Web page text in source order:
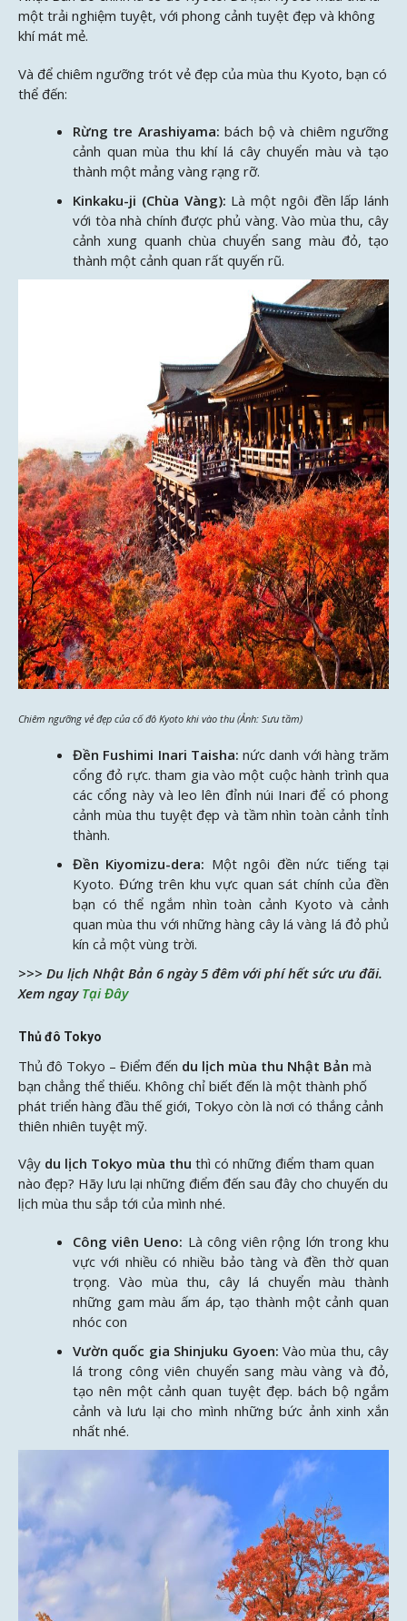
một trải nghiệm tuyệt, với phong cảnh tuyệt đẹp và không
khí mát mẻ.
Và để chiêm ngưỡng trót vẻ đẹp của mùa thu Kyoto, bạn có
thể đến:
Rừng tre Arashiyama: bách bộ và chiêm ngưỡng
cảnh quan mùa thu khí lá cây chuyển màu và tạo
thành một mảng vàng rạng rỡ.
Kinkaku-ji (Chùa Vàng): Là một ngôi đền lấp lánh
với tòa nhà chính được phủ vàng. Vào mùa thu, cây
cảnh xung quanh chùa chuyển sang màu đỏ, tạo
thành một cảnh quan rất quyến rũ.
Chiêm ngưỡng vẻ đẹp của cố đô Kyoto khi vào thu (Ảnh: Sưu tầm)
Đền Fushimi Inari Taisha: nức danh với hàng trăm
cổng đỏ rực. tham gia vào một cuộc hành trình qua
các cổng này và leo lên đỉnh núi Inari để có phong
cảnh mùa thu tuyệt đẹp và tầm nhìn toàn cảnh tỉnh
thành.
Đền Kiyomizu-dera: Một ngôi đền nức tiếng tại
Kyoto. Đứng trên khu vực quan sát chính của đền
bạn có thể ngắm nhìn toàn cảnh Kyoto và cảnh
quan mùa thu với những hàng cây lá vàng lá đỏ phủ
kín cả một vùng trời.
>>> Du lịch Nhật Bản 6 ngày 5 đêm với phí hết sức ưu đãi.
Xem ngay Tại Đây
Thủ đô Tokyo
Thủ đô Tokyo – Điểm đến du lịch mùa thu Nhật Bản mà
bạn chẳng thể thiếu. Không chỉ biết đến là một thành phố
phát triển hàng đầu thế giới, Tokyo còn là nơi có thắng cảnh
thiên nhiên tuyệt mỹ.
Vậy du lịch Tokyo mùa thu thì có những điểm tham quan
nào đẹp? Hãy lưu lại những điểm đến sau đây cho chuyến du
lịch mùa thu sắp tới của mình nhé.
Công viên Ueno: Là công viên rộng lớn trong khu
vực với nhiều có nhiều bảo tàng và đền thờ quan
trọng. Vào mùa thu, cây lá chuyển màu thành
những gam màu ấm áp, tạo thành một cảnh quan
nhóc con
Vườn quốc gia Shinjuku Gyoen: Vào mùa thu, cây
lá trong công viên chuyển sang màu vàng và đỏ,
tạo nên một cảnh quan tuyệt đẹp. bách bộ ngắm
cảnh và lưu lại cho mình những bức ảnh xinh xắn
nhất nhé.